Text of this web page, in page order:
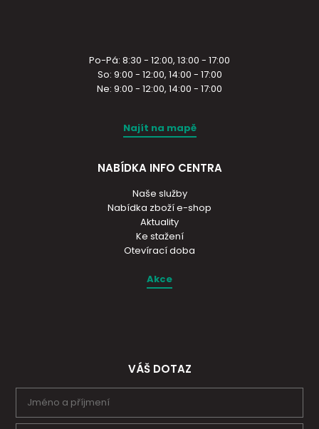
Po-Pá: 8:30 - 12:00, 13:00 - 17:00
So: 9:00 - 12:00, 14:00 - 17:00
Ne: 9:00 - 12:00, 14:00 - 17:00
Najít na mapě
NABÍDKA INFO CENTRA
Naše služby
Nabídka zboží e-shop
Aktuality
Ke stažení
Otevírací doba
Akce
VÁŠ DOTAZ